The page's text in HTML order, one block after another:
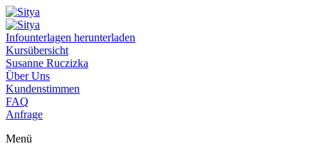
Infounterlagen herunterladen
Kursübersicht
Susanne Ruczizka
Über Uns
Kundenstimmen
FAQ
Anfrage
Menü